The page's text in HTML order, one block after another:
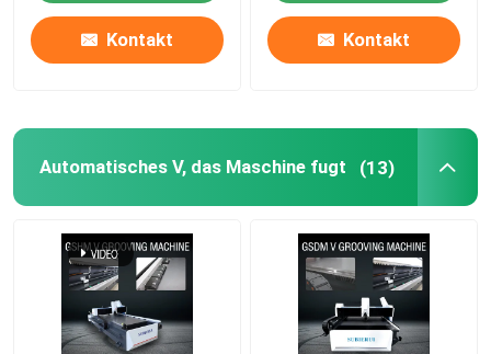
Kontakt Kontakt
Automatisches V, das Maschine fugt (13)